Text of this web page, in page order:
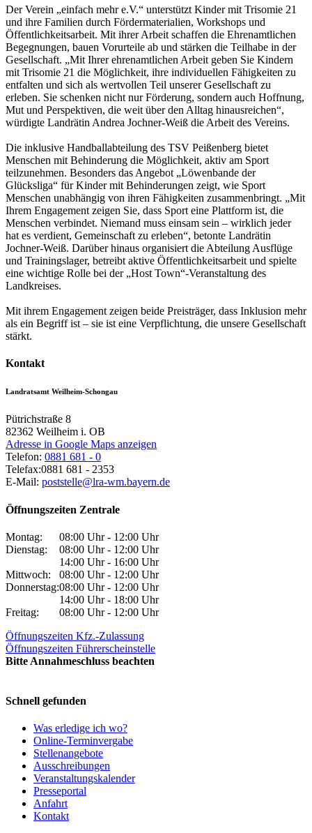
Der Verein „einfach mehr e.V.“ unterstützt Kinder mit Trisomie 21
und ihre Familien durch Fördermaterialien, Workshops und
Öffentlichkeitsarbeit. Mit ihrer Arbeit schaffen die Ehrenamtlichen
Begegnungen, bauen Vorurteile ab und stärken die Teilhabe in der
Gesellschaft. „Mit Ihrer ehrenamtlichen Arbeit geben Sie Kindern
mit Trisomie 21 die Möglichkeit, ihre individuellen Fähigkeiten zu
entfalten und sich als wertvollen Teil unserer Gesellschaft zu
erleben. Sie schenken nicht nur Förderung, sondern auch Hoffnung,
Mut und Perspektiven, die weit über den Alltag hinausreichen“,
würdigte Landrätin Andrea Jochner-Weiß die Arbeit des Vereins.
Die inklusive Handballabteilung des TSV Peißenberg bietet
Menschen mit Behinderung die Möglichkeit, aktiv am Sport
teilzunehmen. Besonders das Angebot „Löwenbande der
Glücksliga“ für Kinder mit Behinderungen zeigt, wie Sport
Menschen unabhängig von ihren Fähigkeiten zusammenbringt. „Mit
Ihrem Engagement zeigen Sie, dass Sport eine Plattform ist, die
Menschen verbindet. Niemand muss einsam sein – wirklich jeder
hat es verdient, Gemeinschaft zu erleben“, betonte Landrätin
Jochner-Weiß. Darüber hinaus organisiert die Abteilung Ausflüge
und Trainingslager, betreibt aktive Öffentlichkeitsarbeit und spielte
eine wichtige Rolle bei der „Host Town“-Veranstaltung des
Landkreises.
Mit ihrem Engagement zeigen beide Preisträger, dass Inklusion mehr
als ein Begriff ist – sie ist eine Verpflichtung, die unsere Gesellschaft
stärkt.
Kontakt
Landratsamt Weilheim-Schongau
Pütrichstraße 8
82362 Weilheim i. OB
Adresse in Google Maps anzeigen
Telefon: 0881 681 - 0
Telefax:0881 681 - 2353
E-Mail: poststelle@lra-wm.bayern.de
Öffnungszeiten Zentrale
Montag:
08:00 Uhr - 12:00 Uhr
Dienstag:
08:00 Uhr - 12:00 Uhr
14:00 Uhr - 16:00 Uhr
Mittwoch:
08:00 Uhr - 12:00 Uhr
Donnerstag:08:00 Uhr - 12:00 Uhr
14:00 Uhr - 18:00 Uhr
Freitag:
08:00 Uhr - 12:00 Uhr
Öffnungszeiten Kfz.-Zulassung
Öffnungszeiten Führerscheinstelle
Bitte Annahmeschluss beachten
Schnell gefunden
Was erledige ich wo?
Online-Terminvergabe
Stellenangebote
Ausschreibungen
Veranstaltungskalender
Presseportal
Anfahrt
Kontakt